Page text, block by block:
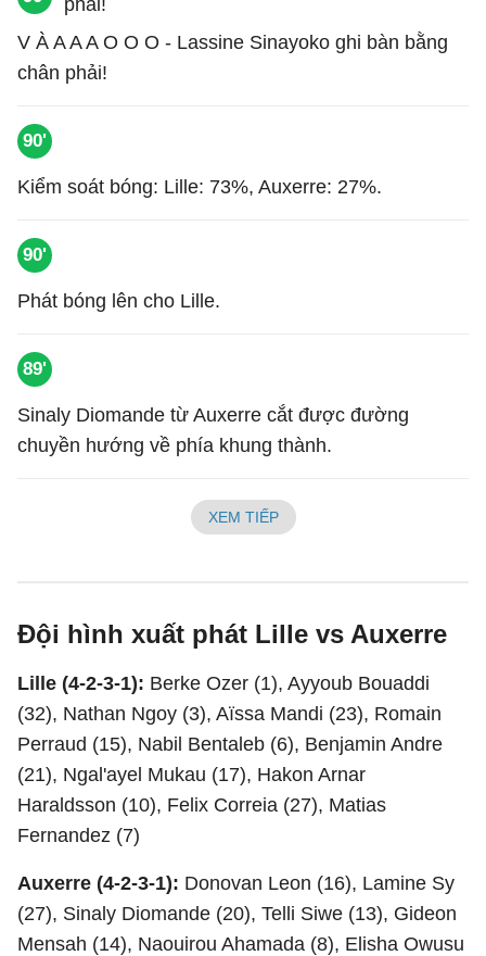
V À A A A O O O - Lassine Sinayoko ghi bàn bằng
chân phải!
90'
Kiểm soát bóng: Lille: 73%, Auxerre: 27%.
90'
Phát bóng lên cho Lille.
89'
Sinaly Diomande từ Auxerre cắt được đường
chuyền hướng về phía khung thành.
XEM TIẾP
Đội hình xuất phát Lille vs Auxerre
Lille (4-2-3-1): Berke Ozer (1), Ayyoub Bouaddi
(32), Nathan Ngoy (3), Aïssa Mandi (23), Romain
Perraud (15), Nabil Bentaleb (6), Benjamin Andre
(21), Ngal'ayel Mukau (17), Hakon Arnar
Haraldsson (10), Felix Correia (27), Matias
Fernandez (7)
Auxerre (4-2-3-1): Donovan Leon (16), Lamine Sy
(27), Sinaly Diomande (20), Telli Siwe (13), Gideon
Mensah (14), Naouirou Ahamada (8), Elisha Owusu